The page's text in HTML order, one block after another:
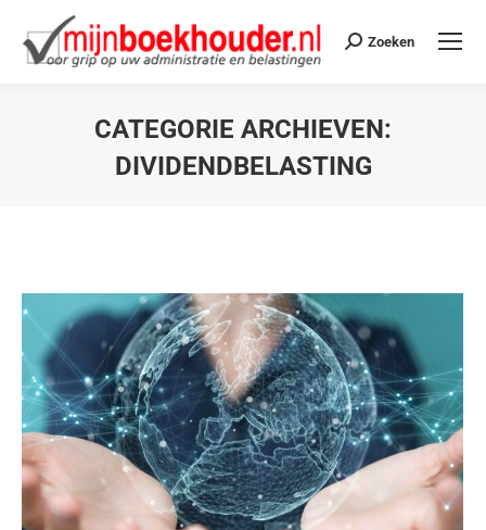
Zoeken
CATEGORIE ARCHIEVEN:
DIVIDENDBELASTING